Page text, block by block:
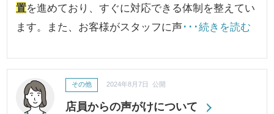
置を進めており、すぐに対応できる体制を整えてい
ます。また、お客様がスタッフに声･･･続きを読む
店員からの声がけについて
その他 2024年8月7日 公開